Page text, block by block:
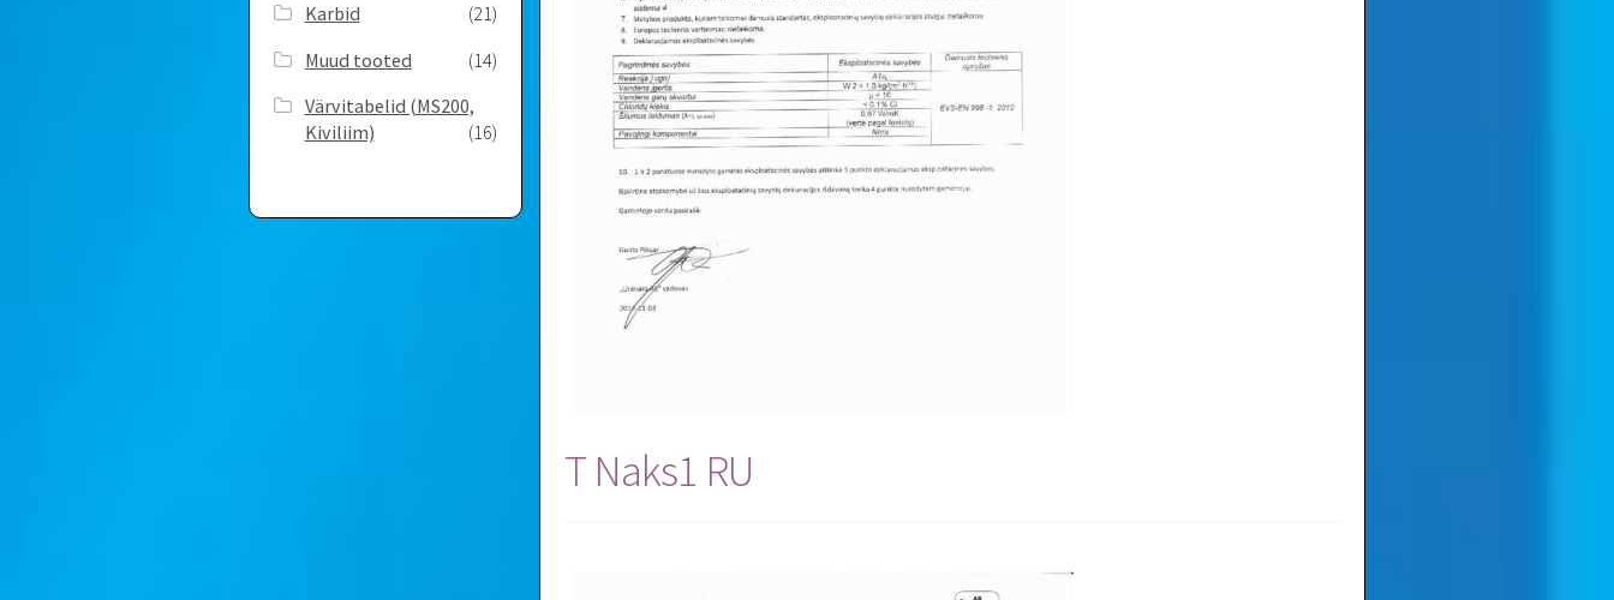
T Naks1 RU
Karbid
(21)
Muud tooted
(14)
Värvitabelid ­(MS200,
Kiviliim)
(16)